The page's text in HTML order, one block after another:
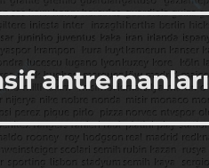
antremanları